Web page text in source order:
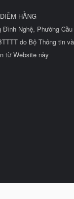
HẰNG
Nghệ, Phường
do Bộ Thông tin
từ Website này